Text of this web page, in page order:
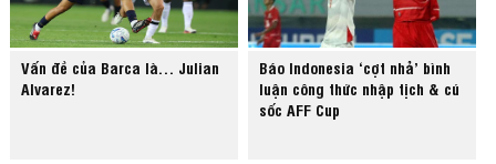
Vấn đề của Barca là… Julian
Alvarez!
Báo Indonesia ‘cợt nhả’ bình
luận công thức nhập tịch & cú
sốc AFF Cup